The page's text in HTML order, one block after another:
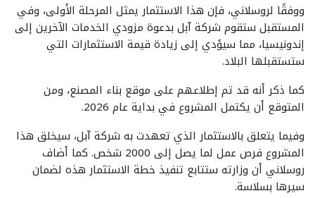
ووفقًا لروسلاني، فإن هذا الاستثمار يمثل المرحلة الأولى، وفي
المستقبل ستقوم شركة آبل بدعوة مزودي الخدمات الآخرين إلى
إندونيسيا، مما سيؤدي إلى زيادة قيمة الاستثمارات التي
ستستقبلها البلاد.
كما ذكر أنه قد تم إطلاعهم على موقع بناء المصنع، ومن
المتوقع أن يكتمل المشروع في بداية عام 2026.
وفيما يتعلق بالاستثمار الذي تعهدت به شركة آبل، سيخلق هذا
المشروع فرص عمل لما يصل إلى 2000 شخص. كما أضاف
روسلاني أن وزارته ستتابع تنفيذ خطة الاستثمار هذه لضمان
سيرها بسلاسة.